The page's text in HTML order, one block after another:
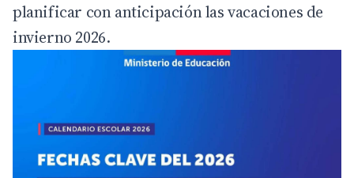
planificar con anticipación las vacaciones de
invierno 2026.